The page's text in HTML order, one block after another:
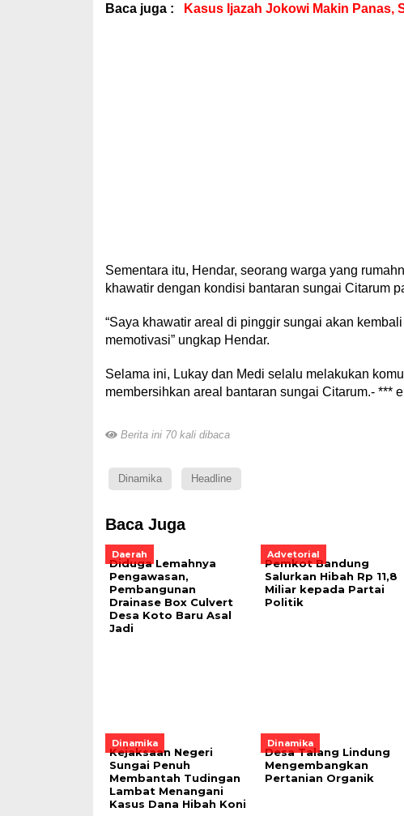
Baca juga : Kasus Ijazah Jokowi Makin
Sementara itu, Hendar, seorang warga yang
khawatir dengan kondisi bantaran sungai Citarum
“Saya khawatir areal di pinggir sungai akan
memotivasi” ungkap Hendar.
Selama ini, Lukay dan Medi selalu melakukan
membersihkan areal bantaran sungai Citarum.- ***
Berita ini 70 kali dibaca
Dinamika Headline
Baca Juga
Daerah
Diduga Lemahnya
Pengawasan,
Pembangunan
Drainase Box Culvert
Desa Koto Baru Asal
Jadi
Advetorial
Pemkot Bandung
Salurkan Hibah Rp 11,8
Miliar kepada Partai
Politik
Dinamika
Kejaksaan Negeri
Sungai Penuh
Membantah Tudingan
Lambat Menangani
Kasus Dana Hibah Koni
Dinamika
Desa Talang Lindung
Mengembangkan
Pertanian Organik